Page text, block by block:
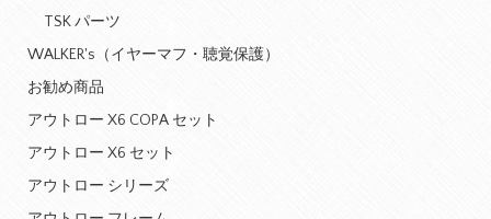
TSK パーツ
WALKER's（イヤーマフ・聴覚保護）
お勧め商品
アウトロー X6 COPA セット
アウトロー X6 セット
アウトロー シリーズ